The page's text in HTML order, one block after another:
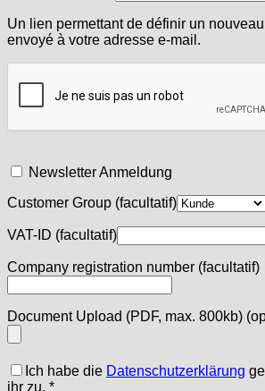
Un lien permettant de définir un
envoyé à votre adresse e-mail.
Newsletter Anmeldung
Customer Group (facultatif)
VAT-ID (facultatif)
Company registration number (facultatif)
Document Upload (PDF, max. 800kb)
Ich habe die Datenschutzerklärung
ihr zu. *